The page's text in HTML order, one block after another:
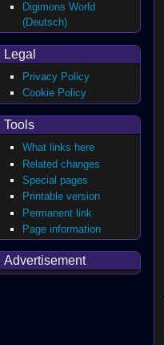
Digimons World
(Deutsch)
Legal
Privacy Policy
Cookie Policy
Tools
What links here
Related changes
Special pages
Printable version
Permanent link
Page information
Advertisement